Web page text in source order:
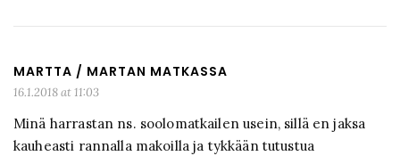
MARTTA / MARTAN MATKASSA
16.1.2018 at 11:03
Minä harrastan ns. soolomatkailen usein, sillä en jaksa
kauheasti rannalla makoilla ja tykkään tutustua